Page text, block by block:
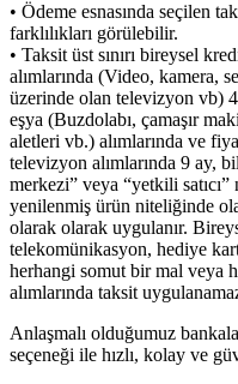
• Ödeme esnasında seçilen
farklılıkları görülebilir.
• Taksit üst sınırı bireysel
alımlarında (Video, kamera,
üzerinde olan televizyon vb)
eşya (Buzdolabı, çamaşır
aletleri vb.) alımlarında ve
televizyon alımlarında 9 ay,
merkezi” veya “yetkili
yenilenmiş ürün niteliğinde
olarak olarak uygulanır.
telekomünikasyon, hediye
herhangi somut bir mal veya
alımlarında taksit
Anlaşmalı olduğumuz
seçeneği ile hızlı, kolay ve